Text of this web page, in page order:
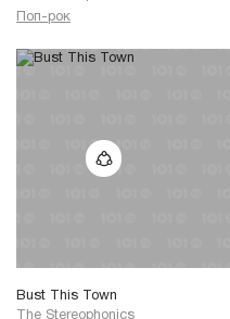
Поп-рок
Bust This Town
The Stereophonics